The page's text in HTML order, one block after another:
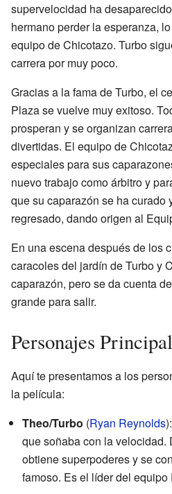
supervelocidad ha
hermano perder la esperanza,
equipo de Chicotazo. Turbo
carrera por muy poco.
Gracias a la fama de Turbo, el
Plaza se vuelve muy exitoso.
prosperan y se organizan
divertidas. El equipo de
especiales para sus
nuevo trabajo como árbitro y
que su caparazón se ha curado
regresado, dando origen al
En una escena después de los
caracoles del jardín de Turbo y
caparazón, pero se da cuenta
grande para salir.
Personajes
Aquí te presentamos a los
la película:
Theo/Turbo (Ryan Reynolds
que soñaba con la velocidad.
obtiene superpoderes y se
famoso. Es el líder del equipo